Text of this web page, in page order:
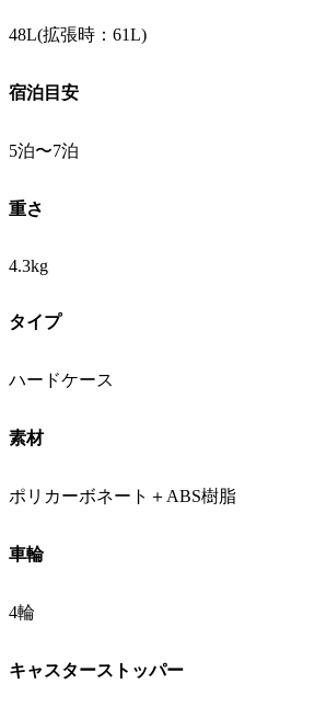
48L(拡張時：61L)
宿泊目安
5泊〜7泊
重さ
4.3kg
タイプ
ハードケース
素材
ポリカーボネート＋ABS樹脂
車輪
4輪
キャスターストッパー